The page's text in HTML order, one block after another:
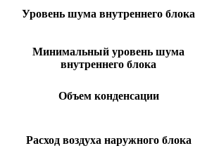
Уровень шума внутреннего блока
Минимальный уровень шума
внутреннего блока
Объем конденсации
Расход воздуха наружного блока